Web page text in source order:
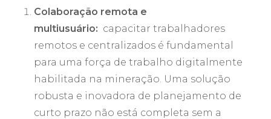
Colaboração remota e
multiusuário: capacitar trabalhadores
remotos e centralizados é fundamental
para uma força de trabalho digitalmente
habilitada na mineração. Uma solução
robusta e inovadora de planejamento de
curto prazo não está completa sem a